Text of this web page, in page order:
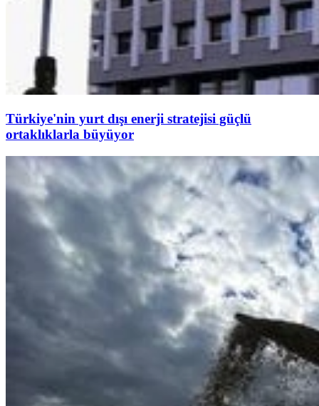
Türkiye'nin yurt dışı enerji stratejisi güçlü
ortaklıklarla büyüyor